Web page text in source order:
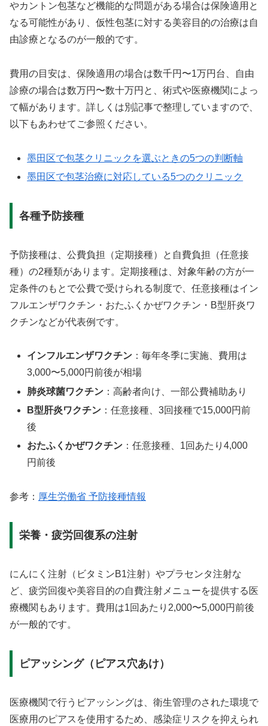
やカントン包茎など機能的な問題がある場合は保険適用と
なる可能性があり、仮性包茎に対する美容目的の治療は自
由診療となるのが一般的です。
費用の目安は、保険適用の場合は数千円〜1万円台、自由
診療の場合は数万円〜数十万円と、術式や医療機関によっ
て幅があります。詳しくは別記事で整理していますので、
以下もあわせてご参照ください。
墨田区で包茎クリニックを選ぶときの5つの判断軸
墨田区で包茎治療に対応している5つのクリニック
各種予防接種
予防接種は、公費負担（定期接種）と自費負担（任意接
種）の2種類があります。定期接種は、対象年齢の方が一
定条件のもとで公費で受けられる制度で、任意接種はイン
フルエンザワクチン・おたふくかぜワクチン・B型肝炎ワ
クチンなどが代表例です。
インフルエンザワクチン ：毎年冬季に実施、費用は
3,000〜5,000円前後が相場
肺炎球菌ワクチン ：高齢者向け、一部公費補助あり
B型肝炎ワクチン ：任意接種、3回接種で15,000円前
後
おたふくかぜワクチン ：任意接種、1回あたり4,000
円前後
参考： 厚生労働省 予防接種情報
栄養・疲労回復系の注射
にんにく注射（ビタミンB1注射）やプラセンタ注射な
ど、疲労回復や美容目的の自費注射メニューを提供する医
療機関もあります。費用は1回あたり2,000〜5,000円前後
が一般的です。
ピアッシング（ピアス穴あけ）
医療機関で行うピアッシングは、衛生管理のされた環境で
医療用のピアスを使用するため、感染症リスクを抑えられ